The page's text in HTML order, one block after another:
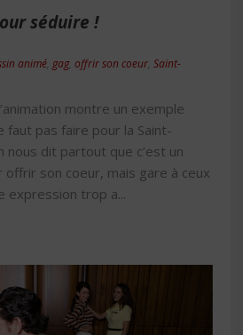
séduire !
animé gag, offrir son coeur Saint-
montre un exemple
faut pas faire pour la Saint-
nous dit partout que c’est un
son coeur, mais gare à ceux
expression trop a...